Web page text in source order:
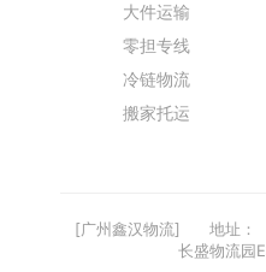
大件运输
零担专线
冷链物流
搬家托运
[广州鑫汉物流] 地址：
长盛物流园